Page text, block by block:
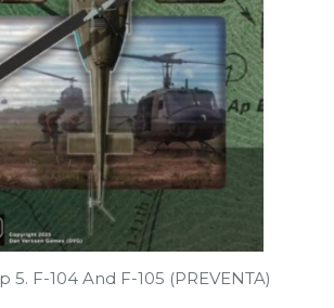
5. F-104 And F-105 (PREVENTA)